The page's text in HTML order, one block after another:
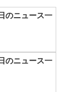
のニュース一
のニュース一